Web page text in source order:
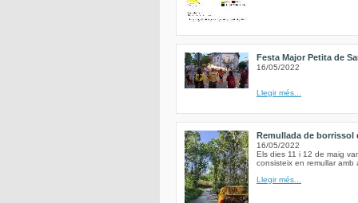
Festa Major Petita de
16/05/2022
Llegir més...
Remullada de borrissol
16/05/2022
Els dies 11 i 12 de maig
consisteix en remullar
Llegir més...